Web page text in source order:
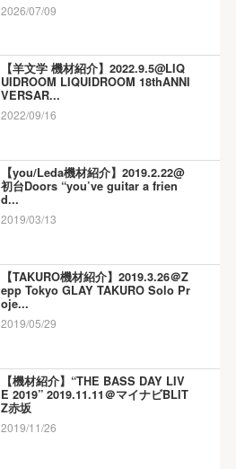
2026/07/09
【羊文学 機材紹介】2022.9.5@LIQ
UIDROOM LIQUIDROOM 18thANNI
VERSAR...
2022/09/16
【you/Leda機材紹介】2019.2.22@
初台Doors “you’ve guitar a frien
d...
2019/03/13
【TAKURO機材紹介】2019.3.26＠Z
epp Tokyo GLAY TAKURO Solo Pr
oje...
2019/05/29
【機材紹介】“THE BASS DAY LIV
E 2019” 2019.11.11＠マイナビBLIT
Z赤坂
2019/11/26